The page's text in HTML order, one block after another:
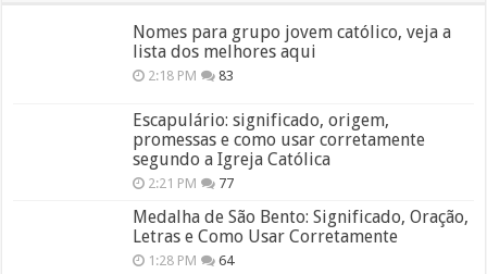
Nomes para grupo jovem católico, veja a
lista dos melhores aqui
2:18 PM 83
Escapulário: significado, origem,
promessas e como usar corretamente
segundo a Igreja Católica
2:21 PM 77
Medalha de São Bento: Significado, Oração,
Letras e Como Usar Corretamente
1:28 PM 64